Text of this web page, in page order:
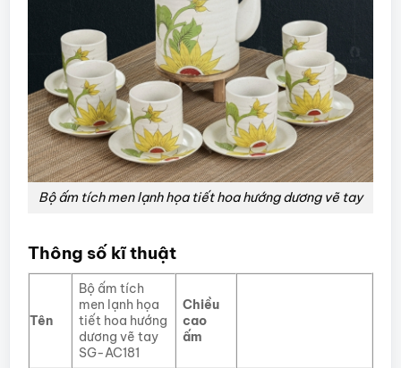
Bộ ấm tích men lạnh họa tiết hoa hướng dương vẽ tay
Thông số kĩ thuật
Tên
Bộ ấm tích
men lạnh họa
tiết hoa hướng
dương vẽ tay
SG-AC181
Chiều
cao
ấm